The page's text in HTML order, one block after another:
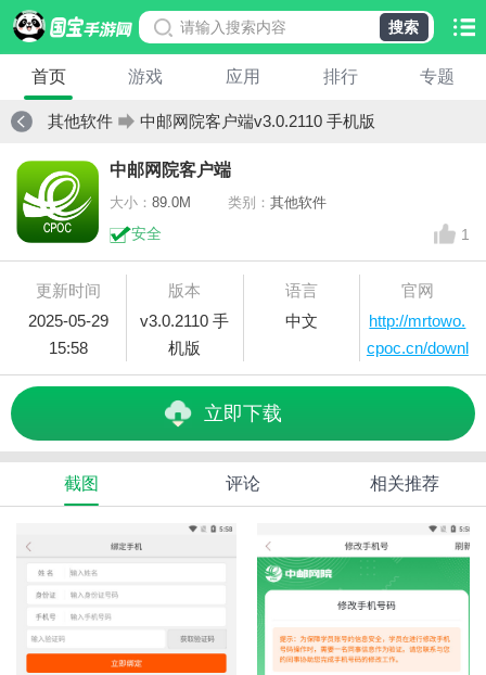
搜索
首页 游戏 应用 排行 专题
其他软件 中邮网院客户端v3.0.2110 手机版
中邮网院客户端
大小： 89.0M 类别： 其他软件
安全 1
更新时间
2025-05-29
15:58
版本
v3.0.2110 手
机版
语言
中文
官网
http://mrtowo.
cpoc.cn/downl
oad/cpoc/web
立即下载
截图 评论 相关推荐